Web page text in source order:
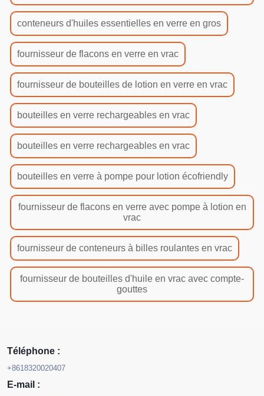
conteneurs d'huiles essentielles en verre en gros
fournisseur de flacons en verre en vrac
fournisseur de bouteilles de lotion en verre en vrac
bouteilles en verre rechargeables en vrac
bouteilles en verre rechargeables en vrac
bouteilles en verre à pompe pour lotion écofriendly
fournisseur de flacons en verre avec pompe à lotion en
vrac
fournisseur de conteneurs à billes roulantes en vrac
fournisseur de bouteilles d'huile en vrac avec compte-
gouttes
Téléphone :
+8618320020407
E-mail :